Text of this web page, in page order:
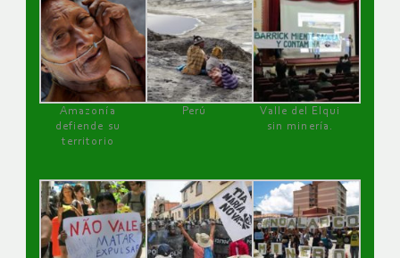
Amazonía
defiende su
territorio
Perú
Valle del Elqui
sin minería.